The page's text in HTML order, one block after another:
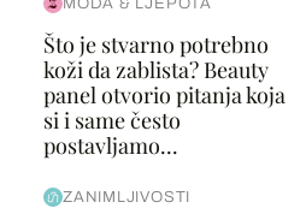
MODA & LJEPOTA
Što je stvarno potrebno
koži da zablista? Beauty
panel otvorio pitanja koja
si i same često
postavljamo...
ZANIMLJIVOSTI